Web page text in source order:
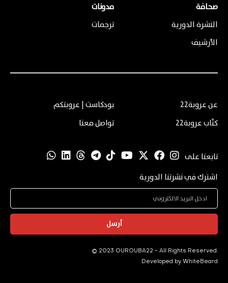
صحافة
النشرة الدورية
الأرشيف
مدونات
ترجمات
عن عروبة22
كتّاب عروبة22
بودكاست | عروبتكم
تواصل معنا
تابعنا على
اشترك في نشرتنا الدورية
أرسل
© 2023 OUROUBA22 - All Rights Reserved.
Developed by WhiteBeard